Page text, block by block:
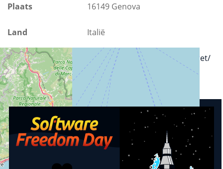
Plaats 16149 Genova
Land Italië
Url https://www.stadiumgenova.net/
Aankomende activiteiten